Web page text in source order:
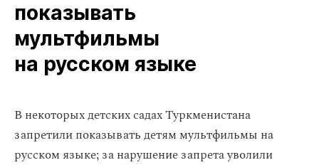
показывать
мультфильмы
на русском языке
В некоторых детских садах Туркменистана
запретили показывать детям мультфильмы на
русском языке; за нарушение запрета уволили